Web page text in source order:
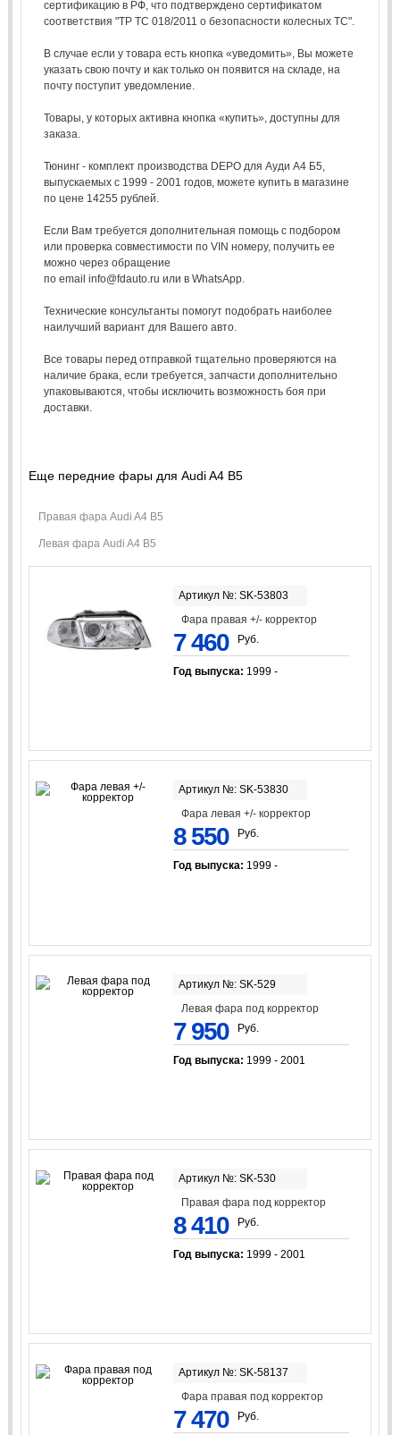
сертификацию в РФ, что подтверждено сертификатом
соответствия "ТР ТС 018/2011 о безопасности колесных ТС".
В случае если у товара есть кнопка «уведомить», Вы можете
указать свою почту и как только он появится на складе, на
почту поступит уведомление.
Товары, у которых активна кнопка «купить», доступны для
заказа.
Тюнинг - комплект производства DEPO для Ауди А4 Б5,
выпускаемых с 1999 - 2001 годов, можете купить в магазине
по цене 14255 рублей.
Если Вам требуется дополнительная помощь с подбором
или проверка совместимости по VIN номеру, получить ее
можно через обращение
по email info@fdauto.ru или в WhatsApp.
Технические консультанты помогут подобрать наиболее
наилучший вариант для Вашего авто.
Все товары перед отправкой тщательно проверяются на
наличие брака, если требуется, запчасти дополнительно
упаковываются, чтобы исключить возможность боя при
доставки.
Еще передние фары для Audi A4 B5
Правая фара Audi A4 B5
Левая фара Audi A4 B5
Артикул №: SK-53803
Фара правая +/- корректор
7 460 Руб.
Год выпуска: 1999 -
Артикул №: SK-53830
Фара левая +/- корректор
8 550 Руб.
Год выпуска: 1999 -
Артикул №: SK-529
Левая фара под корректор
7 950 Руб.
Год выпуска: 1999 - 2001
Артикул №: SK-530
Правая фара под корректор
8 410 Руб.
Год выпуска: 1999 - 2001
Артикул №: SK-58137
Фара правая под корректор
7 470 Руб.